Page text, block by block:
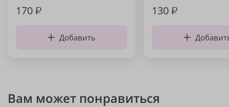
170₽
Добавить
130₽
Вам может понравиться